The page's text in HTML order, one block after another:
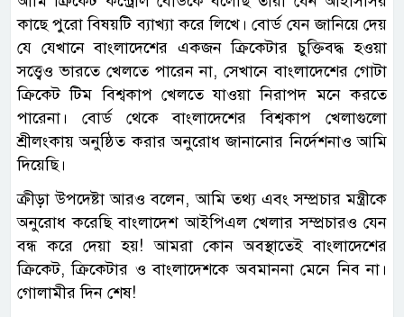
কাছে পুরো বিষয়টি ব্যাখ্যা করে লিখে। বোর্ড যেন জানিয়ে দেয়
যে যেখানে বাংলাদেশের একজন ক্রিকেটার চুক্তিবদ্ধ হওয়া
সত্ত্বেও ভারতে খেলতে পারেন না, সেখানে বাংলাদেশের গোটা
ক্রিকেট টিম বিশ্বকাপ খেলতে যাওয়া নিরাপদ মনে করতে
পারেনা। বোর্ড থেকে বাংলাদেশের বিশ্বকাপ খেলাগুলো
শ্রীলংকায় অনুষ্ঠিত করার অনুরোধ জানানোর নির্দেশনাও আমি
দিয়েছি।
ক্রীড়া উপদেষ্টা আরও বলেন, আমি তথ্য এবং সম্প্রচার মন্ত্রীকে
অনুরোধ করেছি বাংলাদেশ আইপিএল খেলার সম্প্রচারও যেন
বন্ধ করে দেয়া হয়! আমরা কোন অবস্থাতেই বাংলাদেশের
ক্রিকেট, ক্রিকেটার ও বাংলাদেশকে অবমাননা মেনে নিব না।
গোলামীর দিন শেষ!